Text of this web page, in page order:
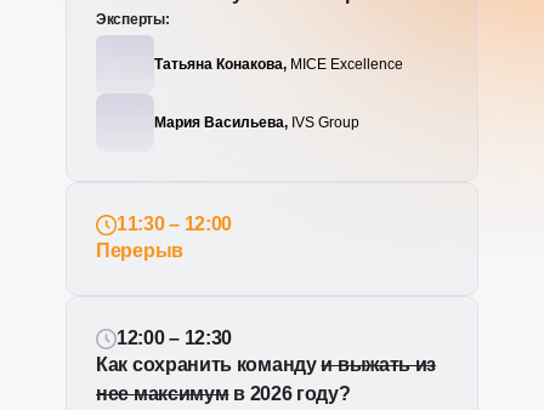
Эксперты:
Татьяна Конакова, MICE Excellence
Мария Васильева, IVS Group
11:30 – 12:00
Перерыв
12:00 – 12:30
Как сохранить командуи выжать из
нее максимумв 2026 году?